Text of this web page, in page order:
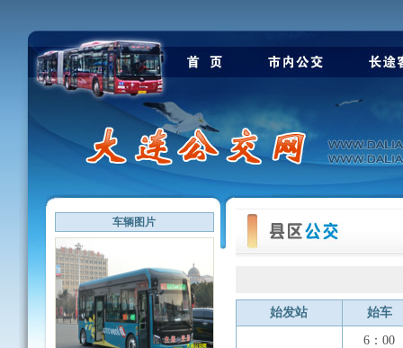
车辆图片
始发站 始车
6：00